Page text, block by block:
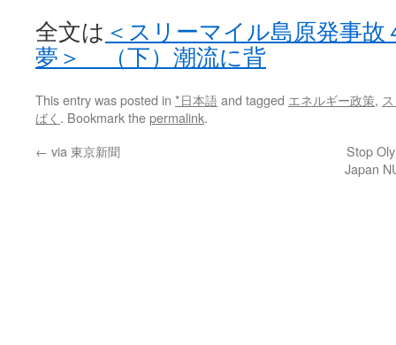
全文は ＜スリーマイル島原発事
夢＞ （下）潮流に背
This entry was posted in *日本語and tagged エネルギー政策,
ばく . Bookmark thepermalink.
← via 東京新聞
Stop
Japan